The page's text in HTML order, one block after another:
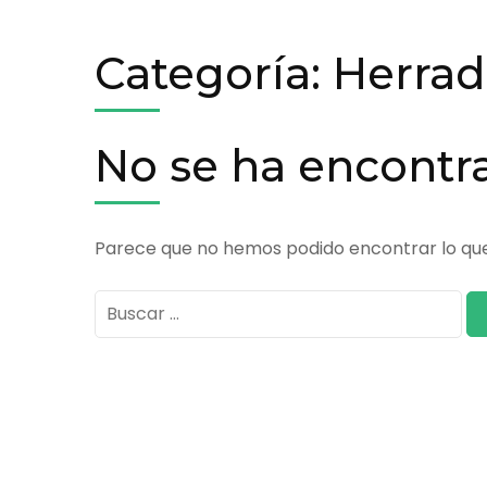
Categoría:
No se ha
Parece que no hemos podido encontrar lo
Buscar: